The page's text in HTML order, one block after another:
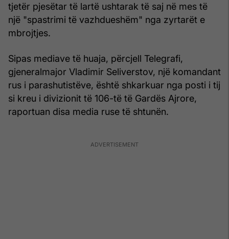
tjetër pjesëtar të lartë ushtarak të saj në mes të
një "spastrimi të vazhdueshëm" nga zyrtarët e
mbrojtjes.
Sipas mediave të huaja, përcjell Telegrafi,
gjeneralmajor Vladimir Seliverstov, një komandant
rus i parashutistëve, është shkarkuar nga posti i tij
si kreu i divizionit të 106-të të Gardës Ajrore,
raportuan disa media ruse të shtunën.